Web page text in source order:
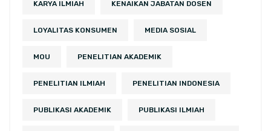
KARYA ILMIAH KENAIKAN JABATAN DOSEN
LOYALITAS KONSUMEN MEDIA SOSIAL
MOU PENELITIAN AKADEMIK
PENELITIAN ILMIAH PENELITIAN INDONESIA
PUBLIKASI AKADEMIK PUBLIKASI ILMIAH